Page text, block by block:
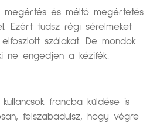
megértés és méltó megértetés
Ezért tudsz régi sérelmeket
szálakat. De mondok
ne engedjen a kézifék:
francba küldése is
felszabadulsz, hogy végre